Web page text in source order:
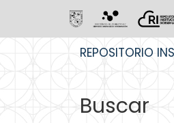
REPOSITORIO
Buscar